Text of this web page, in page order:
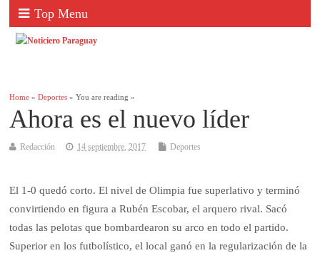
Top Menu
Home »Deportes » You are reading »
Ahora es el nuevo líder
Redacción 14 septiembre, 2017 Deportes
El 1-0 quedó corto. El nivel de Olimpia fue superlativo y terminó
convirtiendo en figura a Rubén Escobar, el arquero rival. Sacó
todas las pelotas que bombardearon su arco en todo el partido.
Superior en los futbolístico, el local ganó en la regularización de la